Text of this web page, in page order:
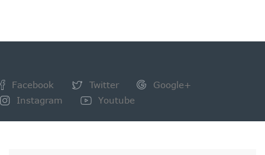
Facebook Twitter
Google+
Instagram
Youtube